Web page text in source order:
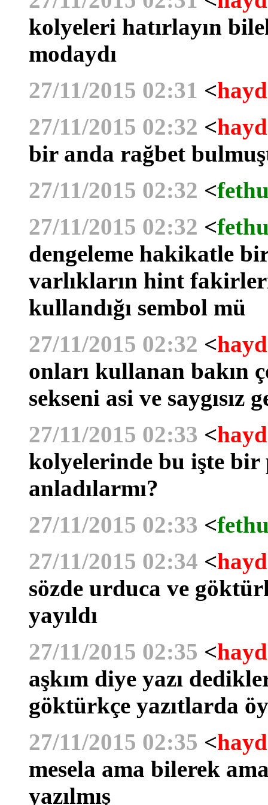
kolyeleri hatırlayın
modaydı
27/11/2015 02:31 <
27/11/2015 02:32 <
bir anda rağbet
27/11/2015 02:32 <
27/11/2015 02:32 <
dengeleme hakikatle
varlıkların hint
kullandığı sembol mü
27/11/2015 02:32 <
onları kullanan bakın
sekseni asi ve saygısız
27/11/2015 02:33 <
kolyelerinde bu işte bir
anladılarmı?
27/11/2015 02:33 <
27/11/2015 02:34 <
sözde urduca ve
yayıldı
27/11/2015 02:35 <
aşkım diye yazı
göktürkçe yazıtlarda
27/11/2015 02:35 <
mesela ama bilerek
yazılmış